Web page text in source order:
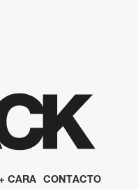
CARA CONTACTO